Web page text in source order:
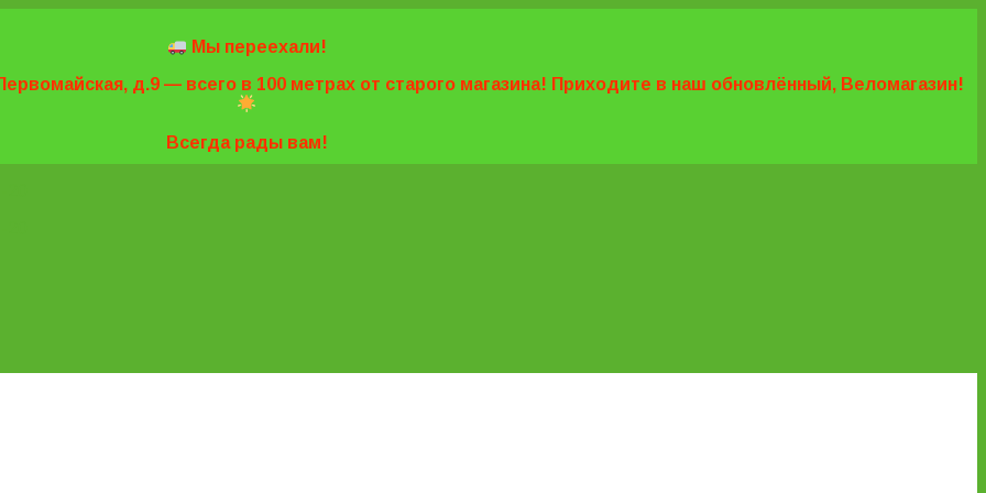
Мы переехали!
д.9 — всего в 100 метрах от старого магазина! Приходите в наш обновлённый, Веломагазин!
Всегда рады вам!